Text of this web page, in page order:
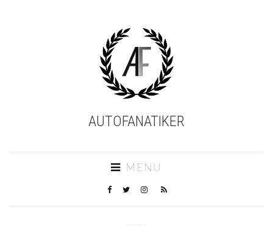
AUTOFANATIKER
MENU